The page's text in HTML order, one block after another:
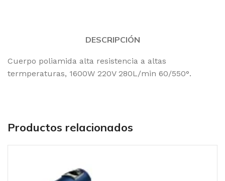
DESCRIPCIÓN
Cuerpo poliamida alta resistencia a altas
termperaturas, 1600W 220V 280L/min 60/550°.
Productos relacionados